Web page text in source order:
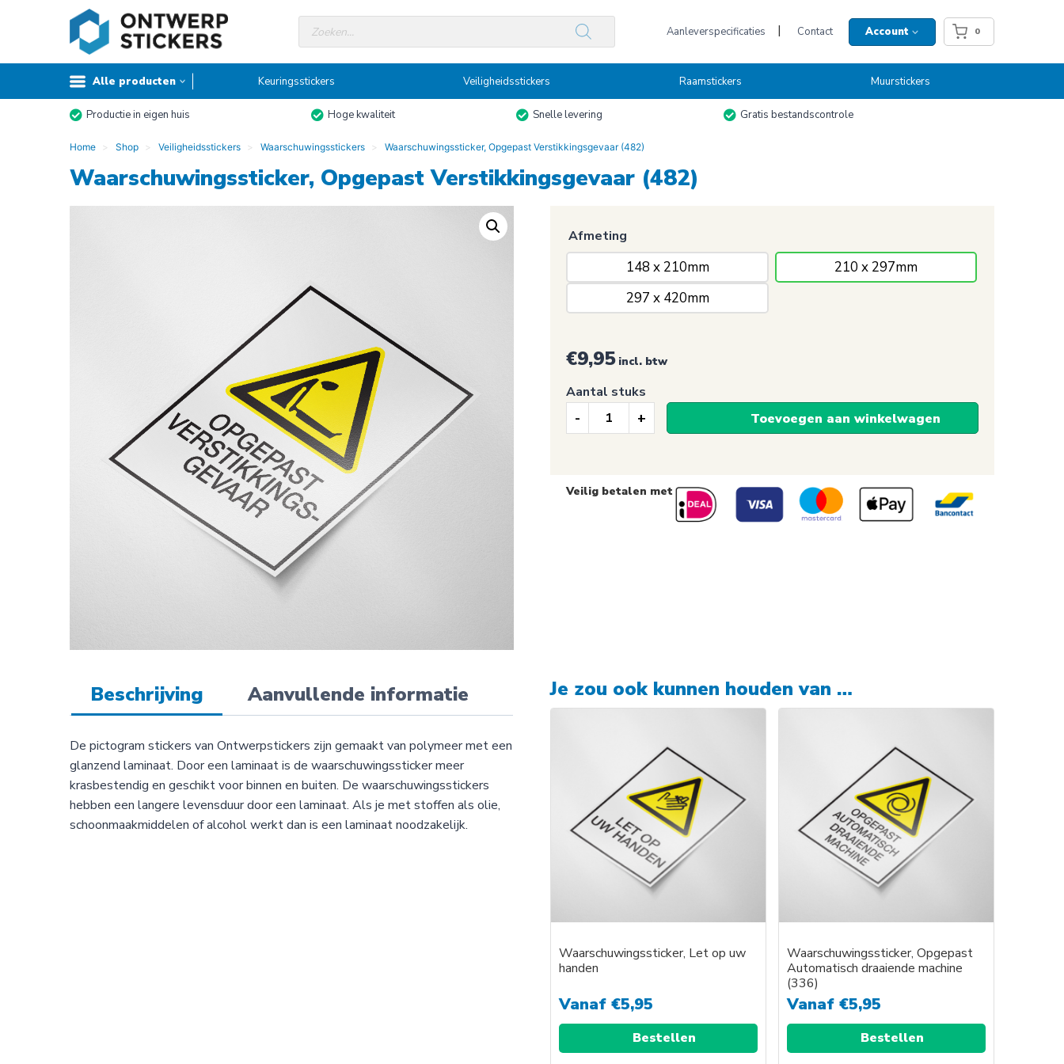
Producten
zoeken Aanleverspecificaties Contact Account 0
Alle producten Keuringsstickers Veiligheidsstickers Raamstickers Muurstickers
Productie in eigen huis Hoge kwaliteit Snelle levering Gratis bestandscontrole
Home Shop Veiligheidsstickers Waarschuwingsstickers Waarschuwingssticker, Opgepast Verstikkingsgevaar (482)
Waarschuwingssticker, Opgepast Verstikkingsgevaar (482)
Afmeting
148 x 210mm
210 x 297mm
297 x 420mm
€9,95incl. btw
Waarschuwingssticker,
Verstikkingsgevaar
Aantal stuks
Toevoegen aan winkelwagen
Veilig betalen met
Beschrijving Aanvullende informatie
De pictogram stickers van Ontwerpstickers zijn gemaakt van polymeer met een
glanzend laminaat. Door een laminaat is de waarschuwingssticker meer
krasbestendig en geschikt voor binnen en buiten. De waarschuwingsstickers
hebben een langere levensduur door een laminaat. Als je met stoffen als olie,
schoonmaakmiddelen of alcohol werkt dan is een laminaat noodzakelijk.
Je zou ook kunnen houden van …
Waarschuwingssticker, Let op uw
handen
Vanaf€5,95
Bestellen
Waarschuwingssticker, Opgepast
Automatisch draaiende machine
(336)
Vanaf€5,95
Bestellen